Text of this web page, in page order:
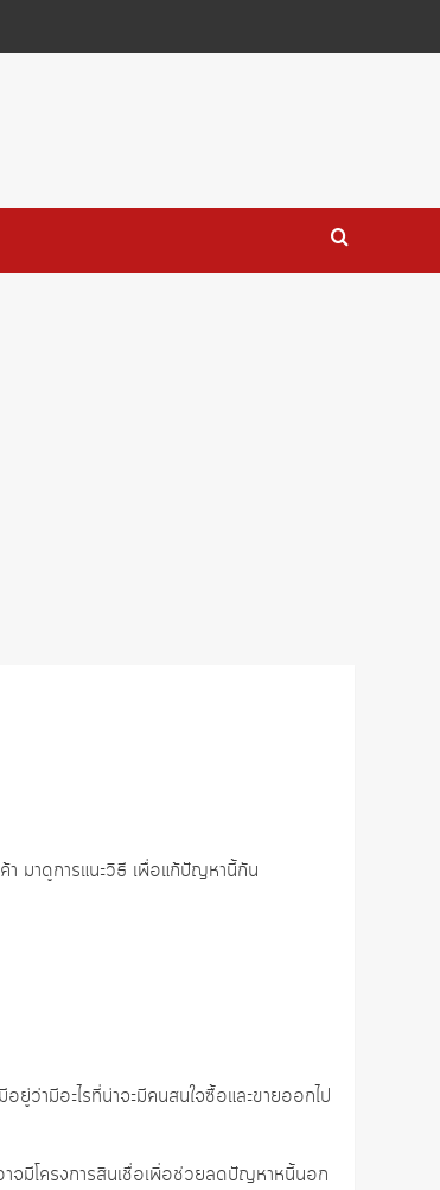
า มาดูการแนะวิธี เพื่อแก้ปัญหานี้กัน
ว่ามีอะไรที่น่าจะมีคนสนใจซื้อและขายออกไป
าจมีโครงการสินเชื่อเพิ่อช่วยลดปัญหาหนี้นอก